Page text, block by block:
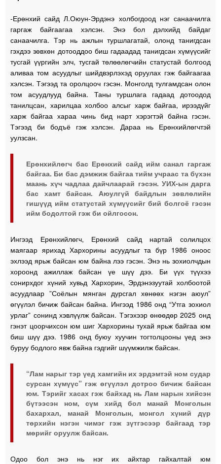
-Ерөнхий сайд Л.Оюун-Эрдэнэ холбогдоод нэг санаачилга
гаргаж байгаагаа хэлсэн. Энэ бол дэлхийд байдаг
санаачилга. Тэр нь ажлын туршлагатай, олонд танигдсан
гэхдээ зөвхөн дотооддоо биш гадаадад танигдсан хүмүүсийг
тусгай үүргийн элч, тусгай төлөөлөгчийн статустай болгоод
аливаа том асуудлыг шийдвэрлэхэд оруулах гэж байгаагаа
хэлсэн. Тэгээд та оролцооч гэсэн. Монголд тулгамдсан олон
том асуудлууд байна. Таны туршлага гадаад дотоодод
танилцсан, харилцаа холбоо алсыг харж байгаа, ирээдүйг
харж байгаа хараа чинь бид нарт хэрэгтэй байна гэсэн.
Тэгээд би бодъё гэж хэлсэн. Дараа нь Ерөнхийлөгчтэй
уулзсан.
Ерөнхийлөгч бас Ерөнхий сайд ийм санал гаргаж
байгаа. Би бас дэмжиж байгаа тийм учраас та бүхэн
маань хүч чадлаа дайчлаарай гэсэн. УИХ-ын дарга
бас хамт байсан. Аюулгүй байдлын зөвлөлийн
гишүүд ийм статустай хүмүүсийг бий болгоё гэсэн
ийм бодолтой гэж би ойлгосон.
Ингээд Ерөнхийлөгч, Ерөнхий сайд нартай солилцох
маягаар ярихад Хархорины асуудлыг та бүр 1986 оноос
эхлээд ярьж байсан юм байна лээ гэсэн. Энэ нь зохиолчдын
хороонд ажиллаж байсан үе шүү дээ. Би үүх түүхээ
сонирхдог хүний хувьд Хархорин, Эрдэнэзуутай холбоотой
асуудлаар ”Соёлын мянган дурсгал хөнөөх нэгэн аюул”
өгүүлэл бичиж байсан байна. Ингээд 1986 онд “Утга зохиол
урлаг” сонинд хэвлүүлж байсан. Тэгэхээр өнөөдөр 2025 онд
гэнэт цоорчихсон юм шиг Хархорины тухай ярьж байгаа юм
биш шүү дээ. 1986 онд буюу хуучин тогтолцооны үед энэ
буруу бодлого явж байна гэдгийг шүүмжилж байсан.
“Лам нарыг тэр үед хамгийн их эрдэмтэй ном судар
сурсан хүмүүс” гэж өгүүлэл дотроо бичиж байсан
юм. Тэрийг хасах гэж байхад нь Лам нарын хийсэн
бүтээсэн ном, сүм хийд бол манай Монголын
бахархал, манай Монголын, монгол хүний дүр
төрхийн нэгэн чимэг гэж зүтгэсээр байгаад тэр
мөрийг оруулж байсан.
Одоо бол энэ нь нэг их айхтар гайхалтай юм